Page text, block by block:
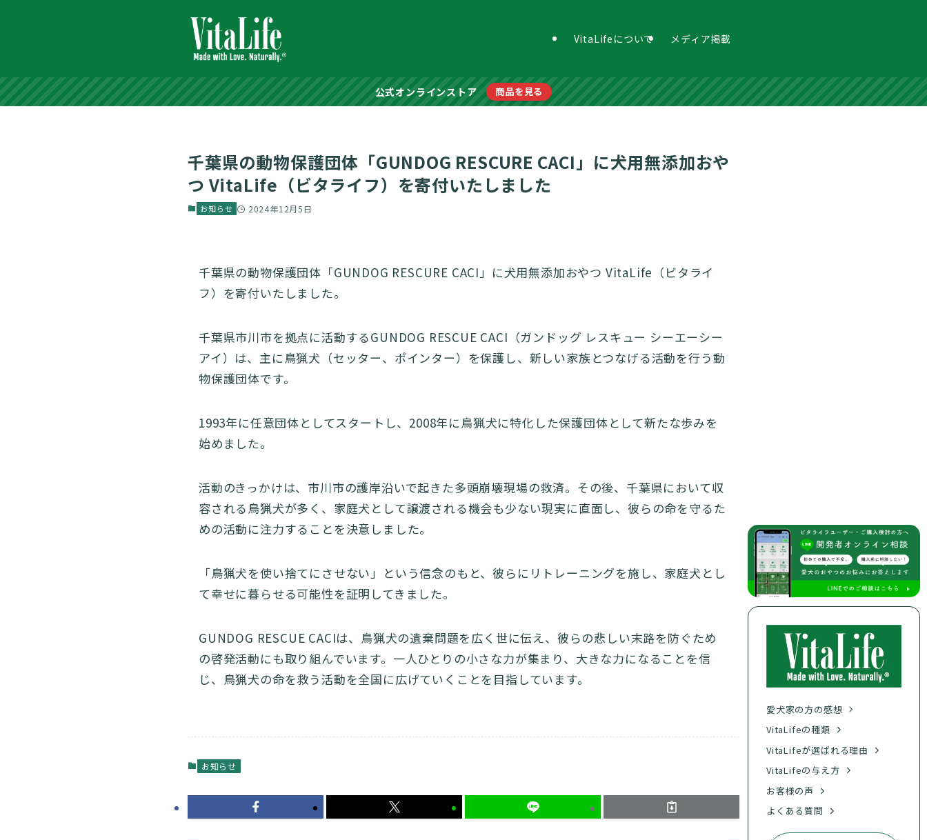
VitaLifeについて メディア掲載
公式オンラインストア 商品を見る
千葉県の動物保護団体「GUNDOG RESCURE CACI」に犬用無添加おや
つ VitaLife（ビタライフ）を寄付いたしました
お知らせ 2024年12月5日
千葉県の動物保護団体「GUNDOG RESCURE CACI」に犬用無添加おやつ VitaLife（ビタライ
フ）を寄付いたしました。
千葉県市川市を拠点に活動するGUNDOG RESCUE CACI（ガンドッグ レスキュー シーエーシー
アイ）は、主に鳥猟犬（セッター、ポインター）を保護し、新しい家族とつなげる活動を行う動
物保護団体です。
1993年に任意団体としてスタートし、2008年に鳥猟犬に特化した保護団体として新たな歩みを
始めました。
活動のきっかけは、市川市の護岸沿いで起きた多頭崩壊現場の救済。その後、千葉県において収
容される鳥猟犬が多く、家庭犬として譲渡される機会も少ない現実に直面し、彼らの命を守るた
めの活動に注力することを決意しました。
「鳥猟犬を使い捨てにさせない」という信念のもと、彼らにリトレーニングを施し、家庭犬とし
て幸せに暮らせる可能性を証明してきました。
GUNDOG RESCUE CACIは、鳥猟犬の遺棄問題を広く世に伝え、彼らの悲しい末路を防ぐため
の啓発活動にも取り組んでいます。一人ひとりの小さな力が集まり、大きな力になることを信
じ、鳥猟犬の命を救う活動を全国に広げていくことを目指しています。
お知らせ
愛犬家の方の感想
VitaLifeの種類
VitaLifeが選ばれる理由
VitaLifeの与え方
お客様の声
よくある質問